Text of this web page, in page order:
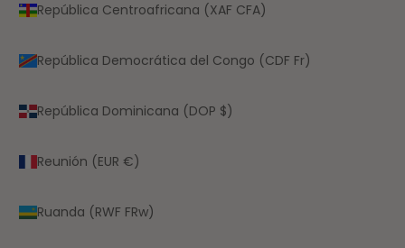
República Centroafricana (XAF CFA)
República Democrática del Congo (CDF Fr)
República Dominicana (DOP $)
Reunión (EUR €)
Ruanda (RWF FRw)